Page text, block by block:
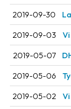
företaget
Om
Fraktjakt
Pressrum
2019-09-30
2019-09-03
2019-05-07
2019-05-06
2019-05-02